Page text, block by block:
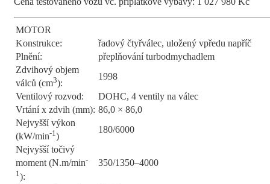
MOTOR
Konstrukce:
řadový čtyřválec, uložený vpředu napříč
Plnění:
přeplňování turbodmychadlem
Zdvihový objem
válců (cm3):
1998
Ventilový rozvod:
DOHC, 4 ventily na válec
Vrtání x zdvih (mm): 86,0 × 86,0
Nejvyšší výkon
(kW/min-1)
180/6000
Nejvyšší točivý
moment (N.m/min-
1 ):
350/1350–4000